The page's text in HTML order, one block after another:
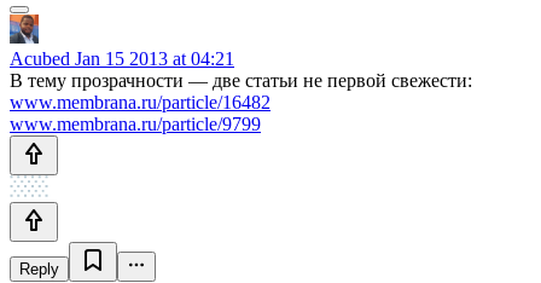
Acubed Jan 15 2013 at 04:21
В тему прозрачности — две статьи не первой свежести:
www.membrana.ru/particle/16482
www.membrana.ru/particle/9799
Reply